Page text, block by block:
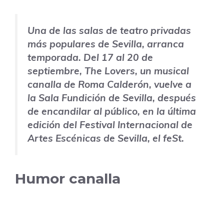
Una de las salas de teatro privadas
más populares de Sevilla, arranca
temporada. Del 17 al 20 de
septiembre, The Lovers, un musical
canalla de Roma Calderón, vuelve a
la Sala Fundición de Sevilla, después
de encandilar al público, en la última
edición del Festival Internacional de
Artes Escénicas de Sevilla, el feSt.
Humor canalla